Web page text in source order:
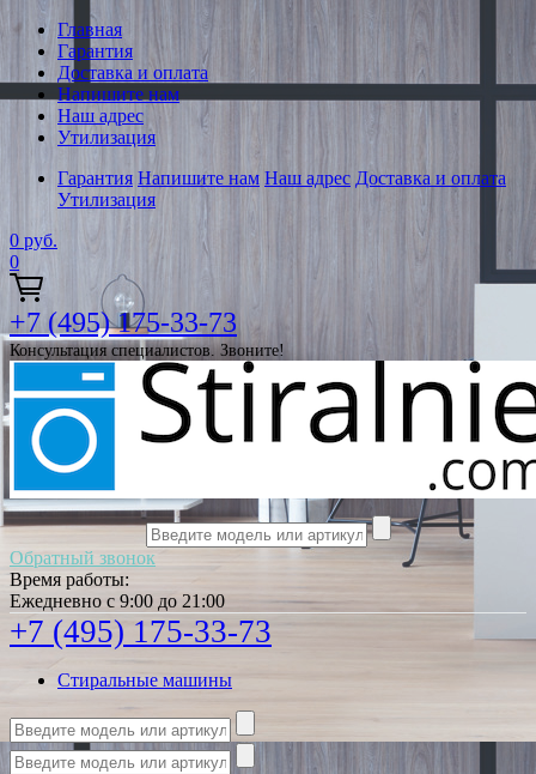
Главная
Гарантия
Доставка и оплата
Напишите нам
Наш адрес
Утилизация
Гарантия Напишите нам Наш адрес Доставка и оплата
Утилизация
0 руб.
0
+7 (495) 175-33-73
Консультация специалистов. Звоните!
Обратный звонок
Время работы:
Ежедневно с 9:00 до 21:00
+7 (495) 175-33-73
Стиральные машины